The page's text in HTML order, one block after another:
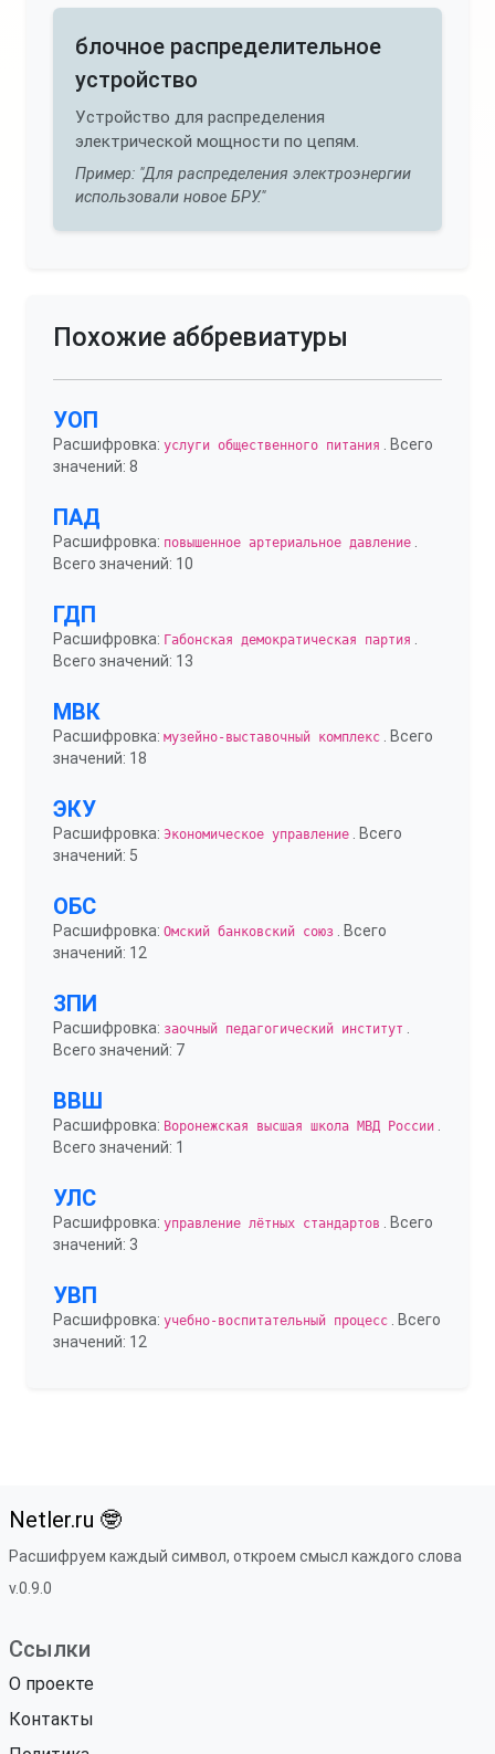
блочное распределительное
устройство
Устройство для распределения
электрической мощности по цепям.
Пример: "Для распределения электроэнергии
использовали новое БРУ."
Похожие аббревиатуры
УОП
Расшифровка: услуги общественного питания
. Всего
значений: 8
ПАД
Расшифровка: повышенное артериальное давление
Всего значений: 10
ГДП
Расшифровка: Габонская демократическая партия
Всего значений: 13
МВК
Расшифровка: музейно-выставочный комплекс . Всего
значений: 18
ЭКУ
Расшифровка: Экономическое управление . Всего
значений: 5
ОБС
Расшифровка: Омский банковский союз . Всего
значений: 12
ЗПИ
Расшифровка: заочный педагогический институт
Всего значений: 7
ВВШ
Расшифровка: Воронежская высшая школа МВД России
Всего значений: 1
УЛС
Расшифровка: управление лётных стандартов
. Всего
значений: 3
УВП
Расшифровка: учебно-воспитательный процесс . Всего
значений: 12
Netler.ru 🤓
Расшифруем каждый символ, откроем смысл каждого слова
v.0.9.0
Ссылки
О проекте
Контакты